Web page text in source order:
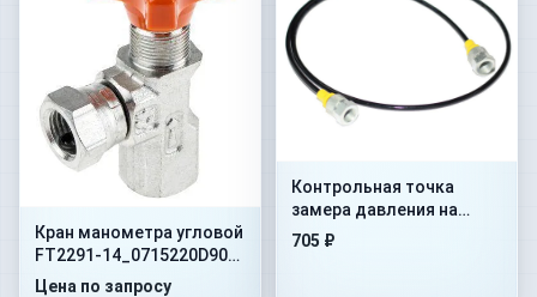
Кран манометра угловой
FT2291-14_0715220D90
400 Бар 1/4"NPT -60
Цена по запросу
Контрольная точка
замера давления на
гибком шланге Flex.
705 ₽